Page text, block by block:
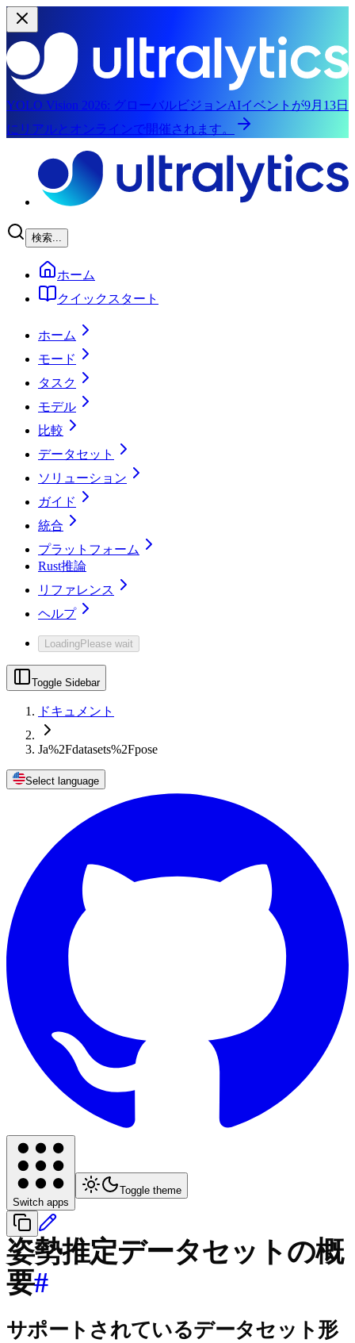
YOLO Vision 2026: グローバルビジョンAIイベントが9月13日
にリアルとオンラインで開催されます。
検索...
ホーム
クイックスタート
ホーム
モード
タスク
モデル
比較
データセット
ソリューション
ガイド
統合
プラットフォーム
Rust推論
リファレンス
ヘルプ
LoadingPlease wait
Toggle Sidebar
ドキュメント
Ja%2Fdatasets%2Fpose
Select language
Switch apps
Toggle theme
姿勢推定データセットの概
要#
サポートされているデータセット形